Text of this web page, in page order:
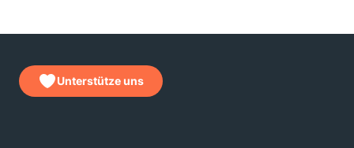
Unterstütze uns